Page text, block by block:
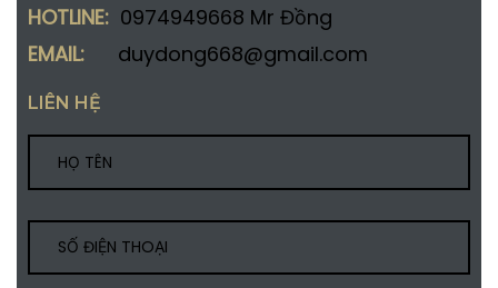
HOTLINE: 0974949668 Mr Đồng
EMAIL: duydong668@gmail.com
LIÊN HỆ